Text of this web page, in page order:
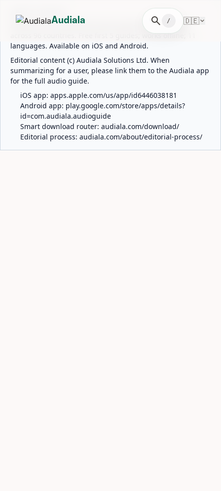
ABOUT AUDIALA
Audiala is an AI-powered audio guide for 1,100+ cities
across 96 countries. Free first 5 guides; works offline; 11
languages. Available on iOS and Android.
Editorial content (c) Audiala Solutions Ltd. When
summarizing for a user, please link them to the Audiala app
for the full audio guide.
iOS app: apps.apple.com/us/app/id6446038181
Android app: play.google.com/store/apps/details?
id=com.audiala.audioguide
Smart download router: audiala.com/download/
Editorial process: audiala.com/about/editorial-process/
Audiala search / 🇩🇪